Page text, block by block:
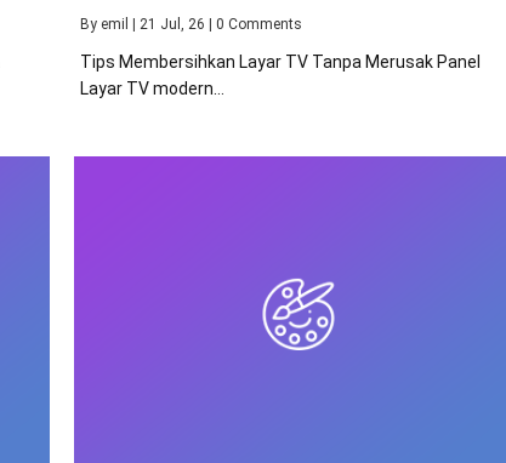
By emil 21 Jul, 26 0 Comments
Tips Membersihkan Layar TV Tanpa Merusak Panel
Layar TV modern…